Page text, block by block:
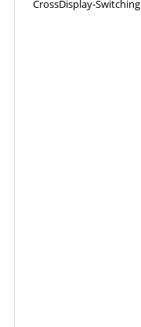
CrossDisplay-Switching